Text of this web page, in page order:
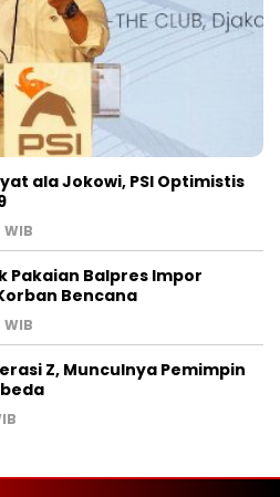
ala Jokowi, PSI Optimistis
Pakaian Balpres Impor
Bencana
Z, Munculnya Pemimpin